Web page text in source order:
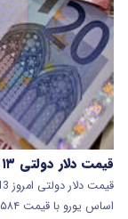
قیمت دلار دولتی ۱۳ اردیبهشت ۹۹/ نرخ ۴۷ ارز عمده اعلام شد
اساس یورو با قیمت ۴۶,۵۸۴ ریال رقم خورد.